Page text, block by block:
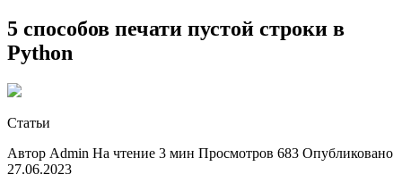
5 способов печати пустой строки в
Python
Статьи
Автор Admin На чтение 3 мин Просмотров 683 Опубликовано
27.06.2023